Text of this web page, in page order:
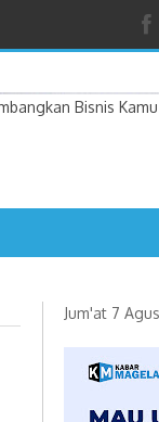
Bisnis
Jum'at 7